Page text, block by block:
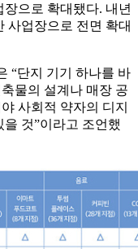
으로 확대됐다. 내년
사업장으로 전면 확대
“단지 기기 하나를 바
물의 설계나 매장 공
사회적 약자의 디지
것”이라고 조언했